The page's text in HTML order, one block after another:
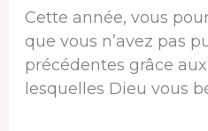
Cette année, vous
que vous n’avez pas
précédentes grâce
lesquelles Dieu vous